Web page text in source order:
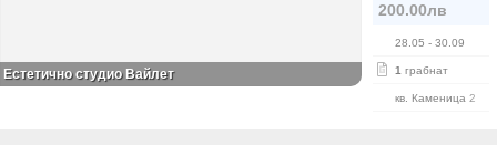
200.00лв
28.05 - 30.09
1 грабнат
кв. Каменица 2
Естетично студио Вайлет